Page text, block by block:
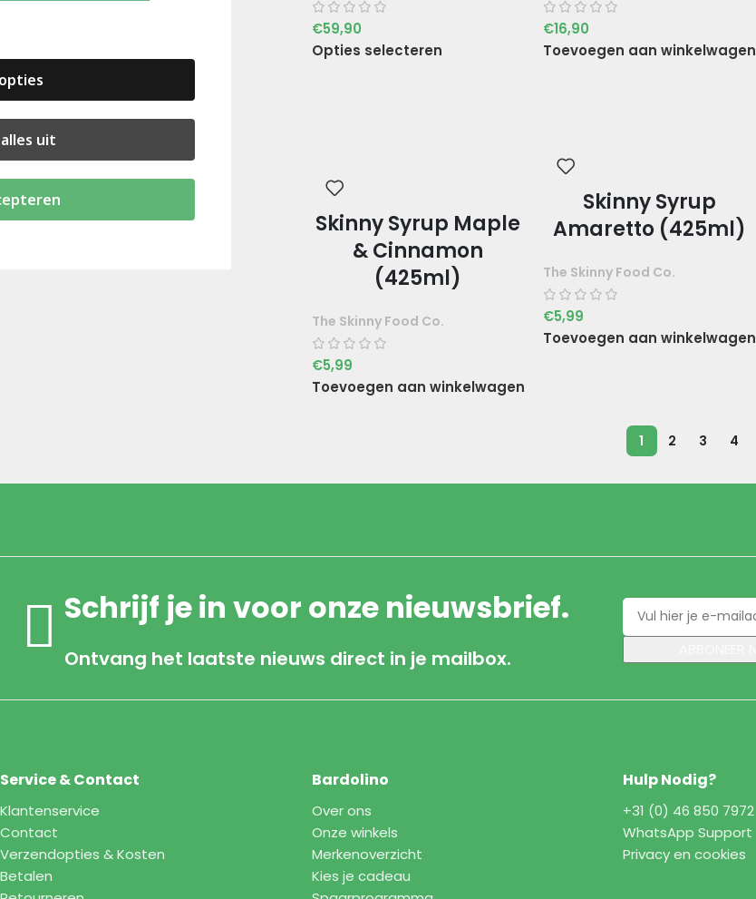
€59,90
Opties selecteren
€16,90
Toevoegen aan winkelwagen
Skinny Syrup Maple
& Cinnamon
(425ml)
The Skinny Food Co.
€5,99
Toevoegen aan winkelwagen
Skinny Syrup
Amaretto (425ml)
The Skinny Food Co.
€5,99
Toevoegen aan winkelwagen
1 2 3 4
Schrijf je in voor onze nieuwsbrief.
Ontvang het laatste nieuws direct in je mailbox.
Service & Contact
Klantenservice
Contact
Verzendopties & Kosten
Betalen
Bardolino
Over ons
Onze winkels
Merkenoverzicht
Kies je cadeau
Hulp Nodig?
+31 (0) 46 850 7972
WhatsApp Support
Privacy en cookies
uit